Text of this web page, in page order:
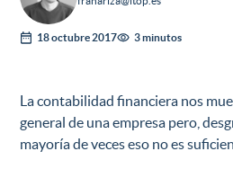
18 octubre 2017 3 minutos
La contabilidad financiera nos
general de una empresa pero,
mayoría de veces eso no es